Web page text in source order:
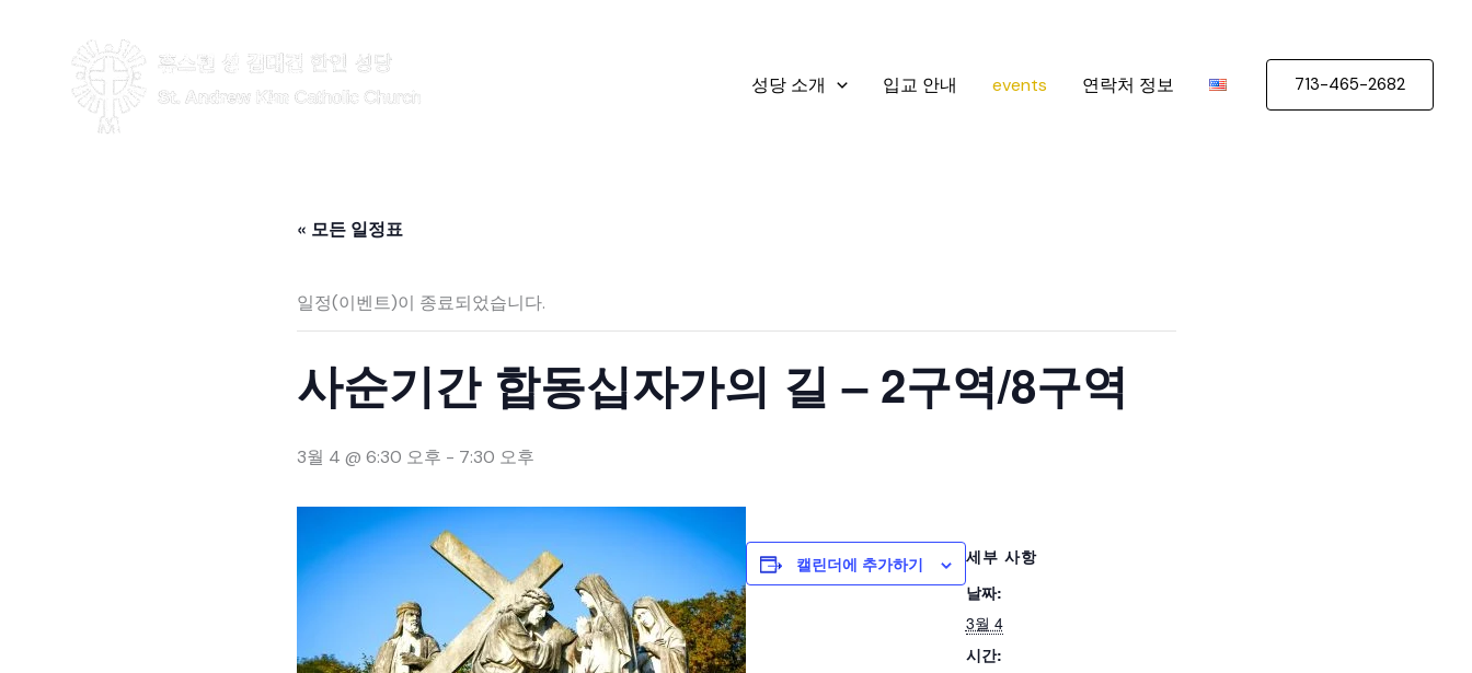
성당 소개 입교 안내 events 연락처 정보 713-465-2682
« 모든 일정표
일정(이벤트)이 종료되었습니다.
사순기간 합동십자가의 길 – 2구역/8구역
3월 4 @ 6:30 오후 - 7:30 오후
캘린더에 추가하기
세부 사항
날짜:
3월 4
시간: